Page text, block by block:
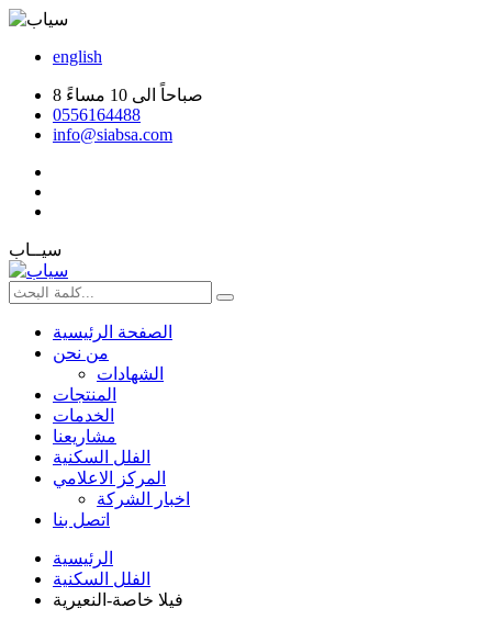
english
8 صباحاً الى 10 مساءً
0556164488
info@siabsa.com
سيــاب
الصفحة الرئيسية
من نحن
الشهادات
المنتجات
الخدمات
مشاريعنا
الفلل السكنية
المركز الاعلامي
اخبار الشركة
اتصل بنا
الرئيسية
الفلل السكنية
فيلا خاصة-النعيرية